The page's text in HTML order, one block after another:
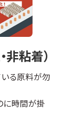
に対応可能
亜鉛、銅な
談ください
非粘着）
る原料が勿
に時間が掛